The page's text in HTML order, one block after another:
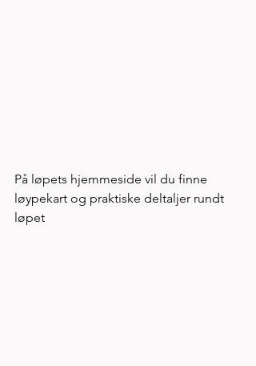
På løpets hjemmeside vil du finne
løypekart og praktiske deltaljer rundt
løpet